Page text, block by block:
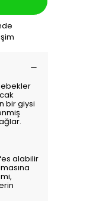
bir giysi
alabilir